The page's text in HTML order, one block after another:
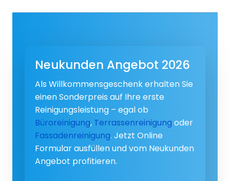
Neukunden Angebot 2026
Als Willkommensgeschenk erhalten Sie
einen Sonderpreis auf Ihre erste
Reinigungsleistung – egal ob
Büroreinigung, Terrassenreinigung oder
Fassadenreinigung. Jetzt Online
Formular ausfüllen und vom Neukunden
Angebot profitieren.